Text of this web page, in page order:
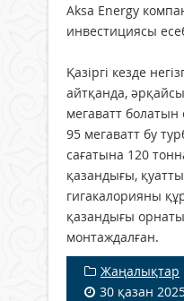
Aksa Energy
инвестициясы
Қазіргі кезде
айтқанда,
мегаватт болатын
95 мегаватт бу
сағатына 120
қазандығы,
гигакалорияны
қазандығы
монтаждалған.
Жаңалықтар
30 қазан